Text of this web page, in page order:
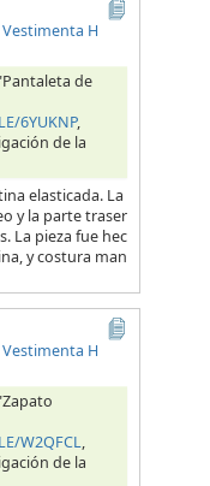
H
de
6YUKNP,
de la
elasticada. La
y la parte traser
La pieza fue hec
y costura man
H
W2QFCL,
de la